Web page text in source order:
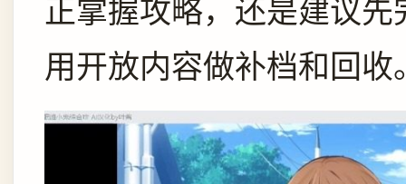
正掌握攻略，还是建议
用开放内容做补档和回收